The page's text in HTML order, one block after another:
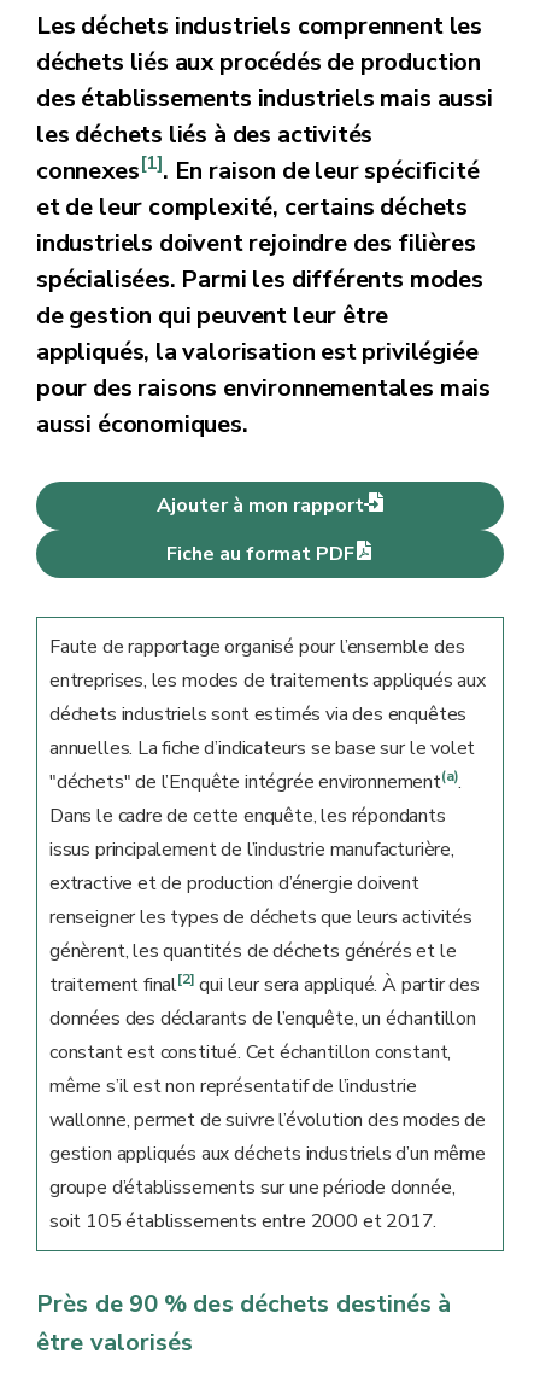
Les déchets industriels comprennent les
déchets liés aux procédés de production
des établissements industriels mais aussi
les déchets liés à des activités
connexes[1]. En raison de leur spécificité
et de leur complexité, certains déchets
industriels doivent rejoindre des filières
spécialisées. Parmi les différents modes
de gestion qui peuvent leur être
appliqués, la valorisation est privilégiée
pour des raisons environnementales mais
aussi économiques.
Ajouter à mon rapport
Fiche au format PDF
Faute de rapportage organisé pour l’ensemble des
entreprises, les modes de traitements appliqués aux
déchets industriels sont estimés via des enquêtes
annuelles. La fiche d’indicateurs se base sur le volet
"déchets" de l’Enquête intégrée environnement(a).
Dans le cadre de cette enquête, les répondants
issus principalement de l’industrie manufacturière,
extractive et de production d’énergie doivent
renseigner les types de déchets que leurs activités
génèrent, les quantités de déchets générés et le
traitement final[2] qui leur sera appliqué. À partir des
données des déclarants de l’enquête, un échantillon
constant est constitué. Cet échantillon constant,
même s’il est non représentatif de l’industrie
wallonne, permet de suivre l’évolution des modes de
gestion appliqués aux déchets industriels d’un même
groupe d’établissements sur une période donnée,
soit 105 établissements entre 2000 et 2017.
Près de 90 % des déchets destinés à
être valorisés